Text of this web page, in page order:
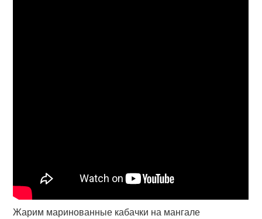
Жарим маринованные кабачки на мангале